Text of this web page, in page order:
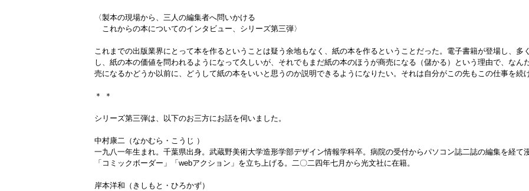
〈製本の現場から、三人の編集者へ問いかける
これからの本についてのインタビュー、シリーズ第三弾〉
これまでの出版業界にとって本を作るということは疑う余地もなく、紙の本を作るということだった。電子書籍が登場し、多
し、紙の本の価値を問われるようになって久しいが、それでもまだ紙の本のほうが商売になる（儲かる）という理由で、な
売になるかどうか以前に、どうして紙の本をいいと思うのか説明できるようになりたい。それは自分がこの先もこの仕事を続
＊ ＊
シリーズ第三弾は、以下のお三方にお話を伺いました。
中村康二（なかむら・こうじ ）
一九八一年生まれ。千葉県出身。武蔵野美術大学造形学部デザイン情報学科卒。病院の受付からパソコン誌二誌の編集を経て
「コミックボーダー」「webアクション」を立ち上げる。二〇二四年七月から光文社に在籍。
岸本洋和（きしもと・ひろかず）